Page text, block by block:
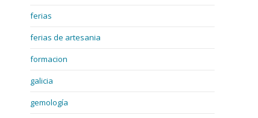
ferias
ferias de artesania
formacion
galicia
gemología